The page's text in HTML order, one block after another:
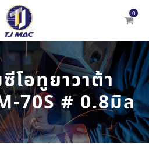
0
โอทูยาวาต้า
70S # 0.8มิล